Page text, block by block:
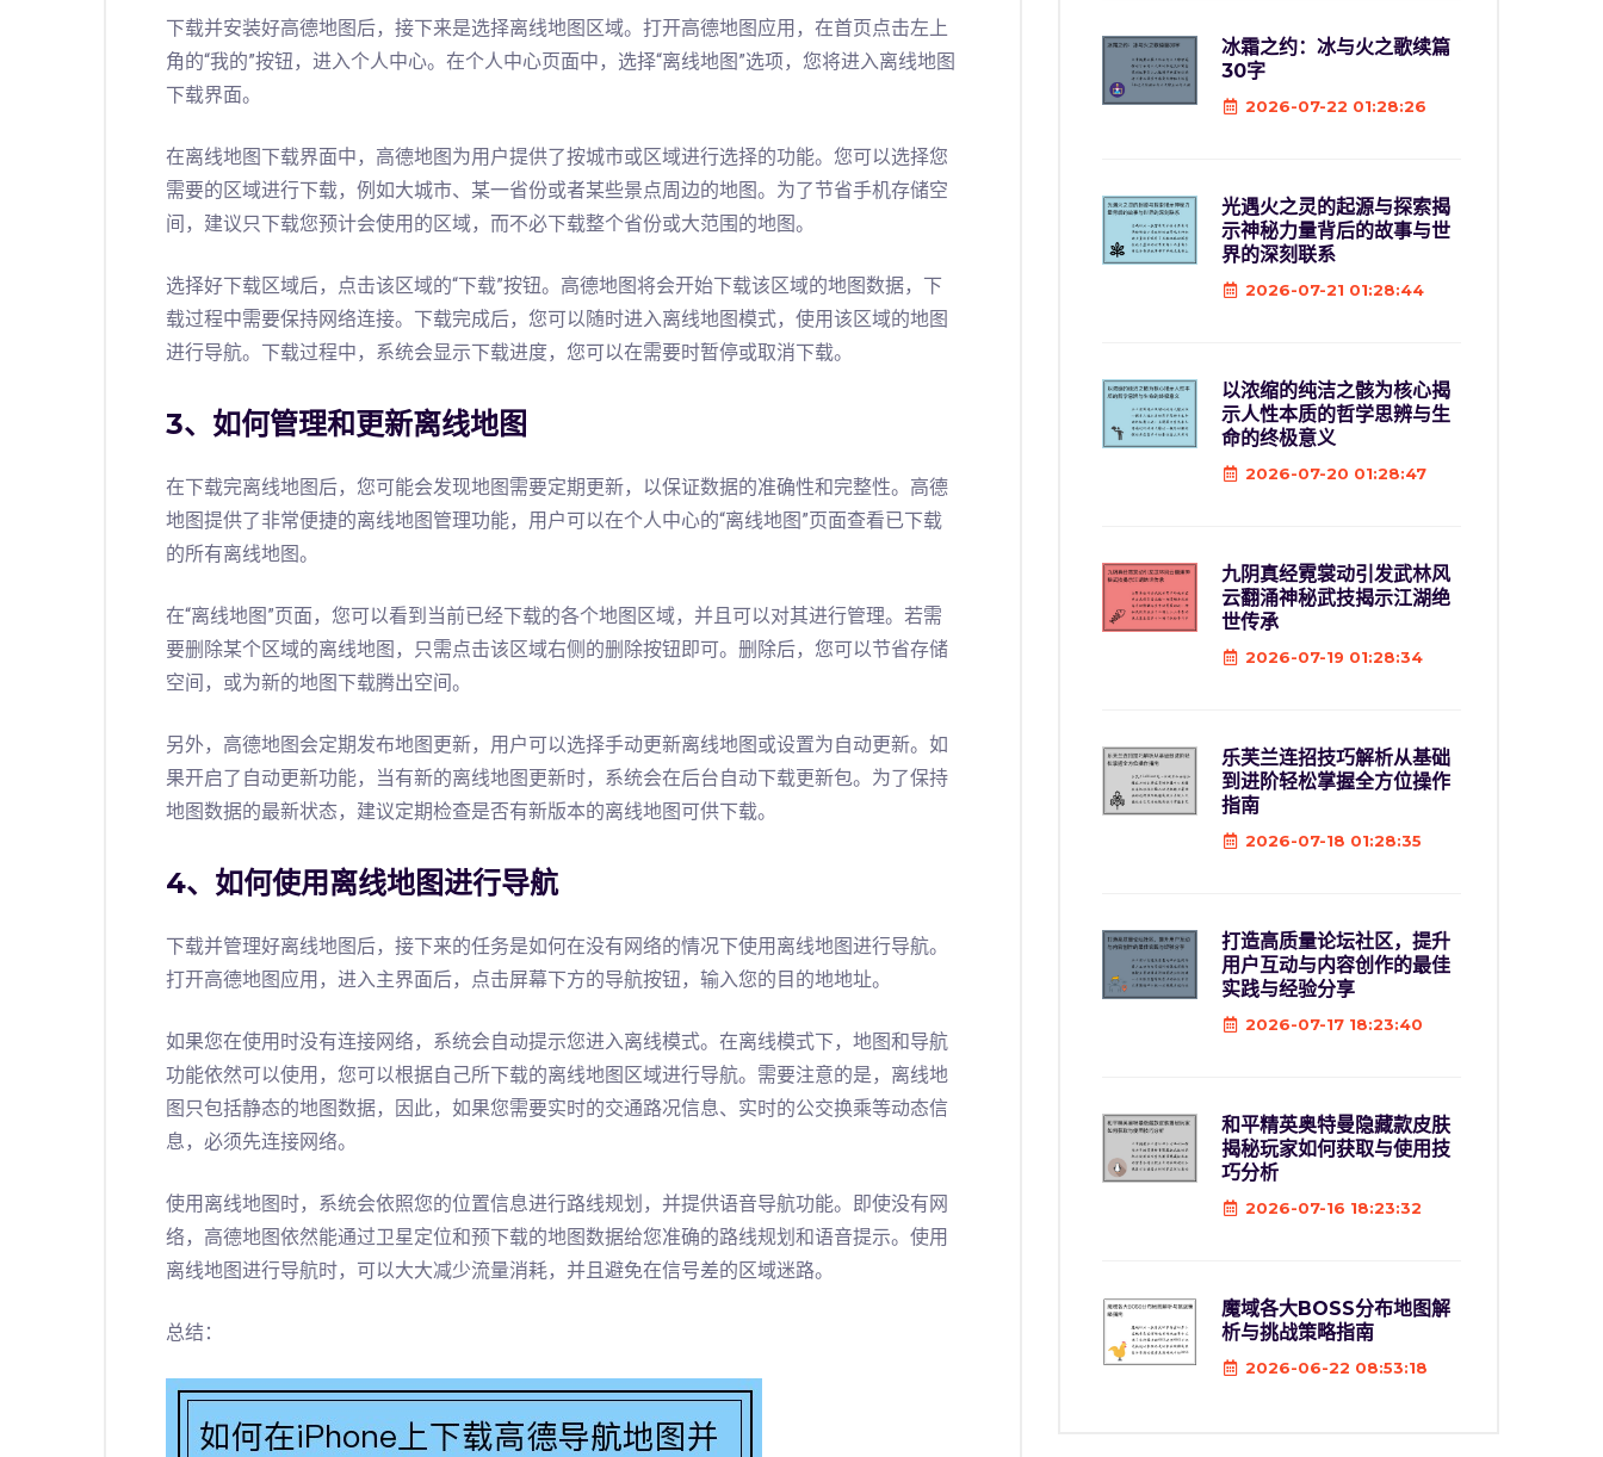
下载并安装好高德地图后，接下来是选择离线地图区域。打开高德地图应用，在首页点击左上
角的“我的”按钮，进入个人中心。在个人中心页面中，选择“离线地图”选项，您将进入离线地图
下载界面。
在离线地图下载界面中，高德地图为用户提供了按城市或区域进行选择的功能。您可以选择您
需要的区域进行下载，例如大城市、某一省份或者某些景点周边的地图。为了节省手机存储空
间，建议只下载您预计会使用的区域，而不必下载整个省份或大范围的地图。
选择好下载区域后，点击该区域的“下载”按钮。高德地图将会开始下载该区域的地图数据，下
载过程中需要保持网络连接。下载完成后，您可以随时进入离线地图模式，使用该区域的地图
进行导航。下载过程中，系统会显示下载进度，您可以在需要时暂停或取消下载。
3、如何管理和更新离线地图
在下载完离线地图后，您可能会发现地图需要定期更新，以保证数据的准确性和完整性。高德
地图提供了非常便捷的离线地图管理功能，用户可以在个人中心的“离线地图”页面查看已下载
的所有离线地图。
在“离线地图”页面，您可以看到当前已经下载的各个地图区域，并且可以对其进行管理。若需
要删除某个区域的离线地图，只需点击该区域右侧的删除按钮即可。删除后，您可以节省存储
空间，或为新的地图下载腾出空间。
另外，高德地图会定期发布地图更新，用户可以选择手动更新离线地图或设置为自动更新。如
果开启了自动更新功能，当有新的离线地图更新时，系统会在后台自动下载更新包。为了保持
地图数据的最新状态，建议定期检查是否有新版本的离线地图可供下载。
4、如何使用离线地图进行导航
下载并管理好离线地图后，接下来的任务是如何在没有网络的情况下使用离线地图进行导航。
打开高德地图应用，进入主界面后，点击屏幕下方的导航按钮，输入您的目的地地址。
如果您在使用时没有连接网络，系统会自动提示您进入离线模式。在离线模式下，地图和导航
功能依然可以使用，您可以根据自己所下载的离线地图区域进行导航。需要注意的是，离线地
图只包括静态的地图数据，因此，如果您需要实时的交通路况信息、实时的公交换乘等动态信
息，必须先连接网络。
使用离线地图时，系统会依照您的位置信息进行路线规划，并提供语音导航功能。即使没有网
络，高德地图依然能通过卫星定位和预下载的地图数据给您准确的路线规划和语音提示。使用
离线地图进行导航时，可以大大减少流量消耗，并且避免在信号差的区域迷路。
总结：
冰霜之约：冰与火之歌续篇
30字
2026-07-22 01:28:26
光遇火之灵的起源与探索揭
示神秘力量背后的故事与世
界的深刻联系
2026-07-21 01:28:44
以浓缩的纯洁之骸为核心揭
示人性本质的哲学思辨与生
命的终极意义
2026-07-20 01:28:47
九阴真经霓裳动引发武林风
云翻涌神秘武技揭示江湖绝
世传承
2026-07-19 01:28:34
乐芙兰连招技巧解析从基础
到进阶轻松掌握全方位操作
指南
2026-07-18 01:28:35
打造高质量论坛社区，提升
用户互动与内容创作的最佳
实践与经验分享
2026-07-17 18:23:40
和平精英奥特曼隐藏款皮肤
揭秘玩家如何获取与使用技
巧分析
2026-07-16 18:23:32
魔域各大BOSS分布地图解
析与挑战策略指南
2026-06-22 08:53:18